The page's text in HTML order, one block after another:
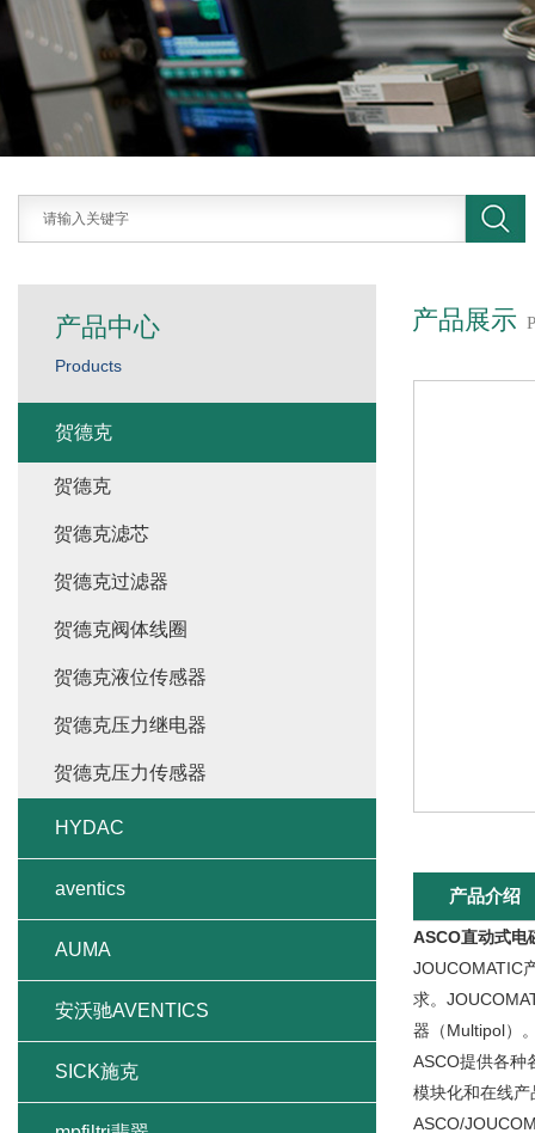
产品展示
产品介绍
ASCO直动式电
JOUCOMATIC
求。
器（Multipol）
ASCO提供各种
模块化和在线产
ASCO/
产品中心
Products
贺德克
贺德克
贺德克滤芯
贺德克过滤器
贺德克阀体线圈
贺德克液位传感器
贺德克压力继电器
贺德克压力传感器
HYDAC
aventics
AUMA
安沃驰AVENTICS
SICK施克